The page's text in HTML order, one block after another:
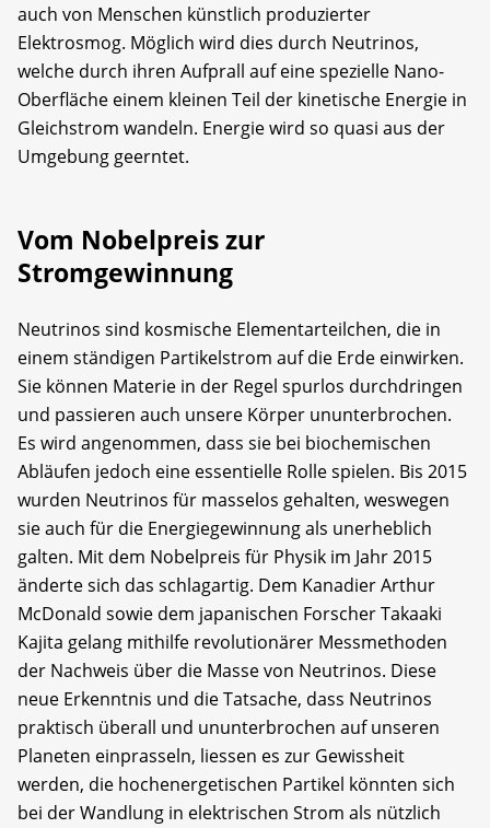
auch von Menschen künstlich produzierter
Elektrosmog. Möglich wird dies durch Neutrinos,
welche durch ihren Aufprall auf eine spezielle Nano-
Oberfläche einem kleinen Teil der kinetische Energie in
Gleichstrom wandeln. Energie wird so quasi aus der
Umgebung geerntet.
Vom Nobelpreis zur
Stromgewinnung
Neutrinos sind kosmische Elementarteilchen, die in
einem ständigen Partikelstrom auf die Erde einwirken.
Sie können Materie in der Regel spurlos durchdringen
und passieren auch unsere Körper ununterbrochen.
Es wird angenommen, dass sie bei biochemischen
Abläufen jedoch eine essentielle Rolle spielen. Bis 2015
wurden Neutrinos für masselos gehalten, weswegen
sie auch für die Energiegewinnung als unerheblich
galten. Mit dem Nobelpreis für Physik im Jahr 2015
änderte sich das schlagartig. Dem Kanadier Arthur
McDonald sowie dem japanischen Forscher Takaaki
Kajita gelang mithilfe revolutionärer Messmethoden
der Nachweis über die Masse von Neutrinos. Diese
neue Erkenntnis und die Tatsache, dass Neutrinos
praktisch überall und ununterbrochen auf unseren
Planeten einprasseln, liessen es zur Gewissheit
werden, die hochenergetischen Partikel könnten sich
bei der Wandlung in elektrischen Strom als nützlich